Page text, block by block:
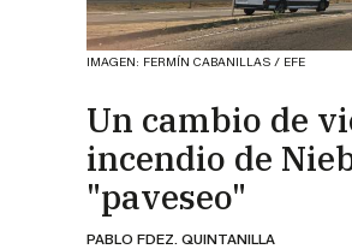
IMAGEN: FERMÍN CABANILLAS / EFE
Un cambio de
incendio de
"paveseo"
PABLO FDEZ. QUINTANILLA